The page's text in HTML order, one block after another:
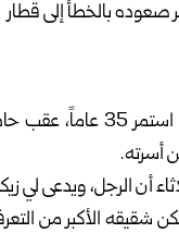
التقى رجل صيني يعاني من
أسرته.
أن الرجل، ويدعى لي
شقيقه الأكبر من